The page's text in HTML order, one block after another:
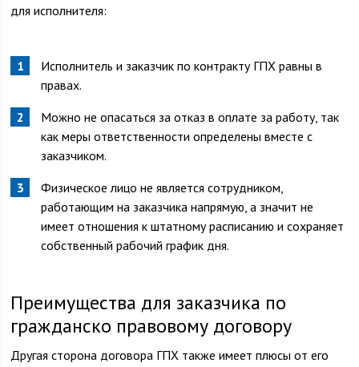
для исполнителя:
Исполнитель и заказчик по контракту ГПХ равны в
правах.
Можно не опасаться за отказ в оплате за работу, так
как меры ответственности определены вместе с
заказчиком.
Физическое лицо не является сотрудником,
работающим на заказчика напрямую, а значит не
имеет отношения к штатному расписанию и сохраняет
собственный рабочий график дня.
Преимущества для заказчика по
гражданско правовому договору
Другая сторона договора ГПХ также имеет плюсы от его